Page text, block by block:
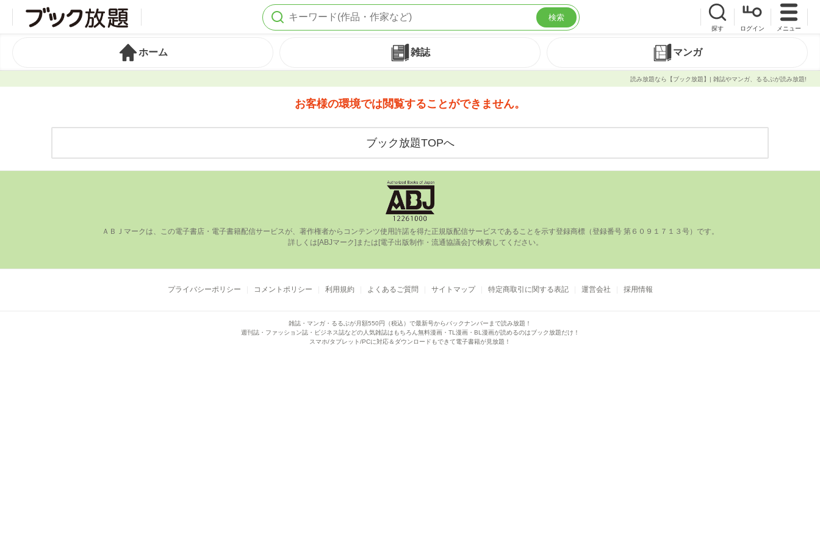
検索
探す ログイン メニュー
ホーム 雑誌 マンガ
読み放題なら【ブック放題】| 雑誌やマンガ、るるぶが読み放題!
お客様の環境では閲覧することができません。
ブック放題TOPへ
ＡＢＪマークは、この電⼦書店・電⼦書籍配信サービスが、著作権者からコンテンツ使⽤許諾を得た正規版配信サービスであることを⽰す登録商標（登録番号 第６０９１７１３号）です。
プライバシーポリシー コメントポリシー 利用規約 よくあるご質問 サイトマップ 特定商取引に関する表記 運営会社 採用情報
雑誌・マンガ・るるぶが月額550円（税込）で最新号からバックナンバーまで読み放題！
週刊誌・ファッション誌・ビジネス誌などの人気雑誌はもちろん 無料漫画・TL漫画・BL漫画が読めるのはブック放題だけ！
スマホ/タブレット/PCに対応＆ダウンロードもできて電子書籍が見放題！